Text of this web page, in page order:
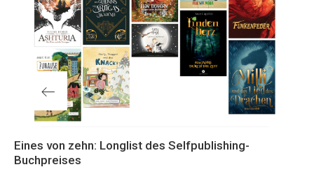
Vorheriger
Beitrag
Eines von zehn: Longlist des Selfpublishing-
Buchpreises